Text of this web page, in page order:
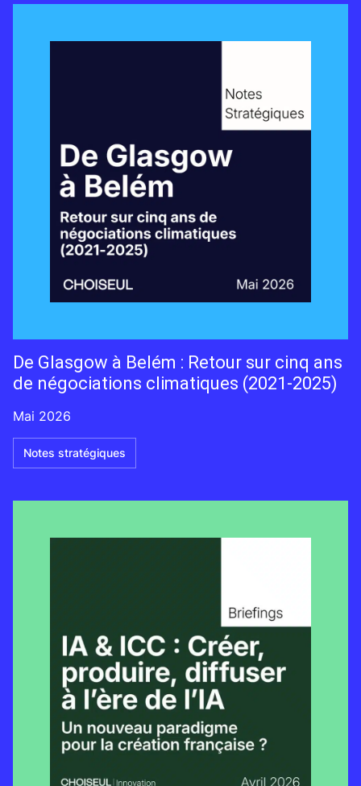
De Glasgow à Belém : Retour sur cinq ans
de négociations climatiques (2021-2025)
Mai 2026
Notes stratégiques